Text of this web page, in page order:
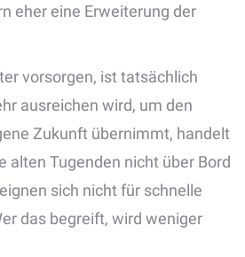
eher eine Erweiterung der
vorsorgen, ist tatsächlich
ausreichen wird, um den
Zukunft übernimmt, handelt
alten Tugenden nicht über Bord
sich nicht für schnelle
das begreift, wird weniger